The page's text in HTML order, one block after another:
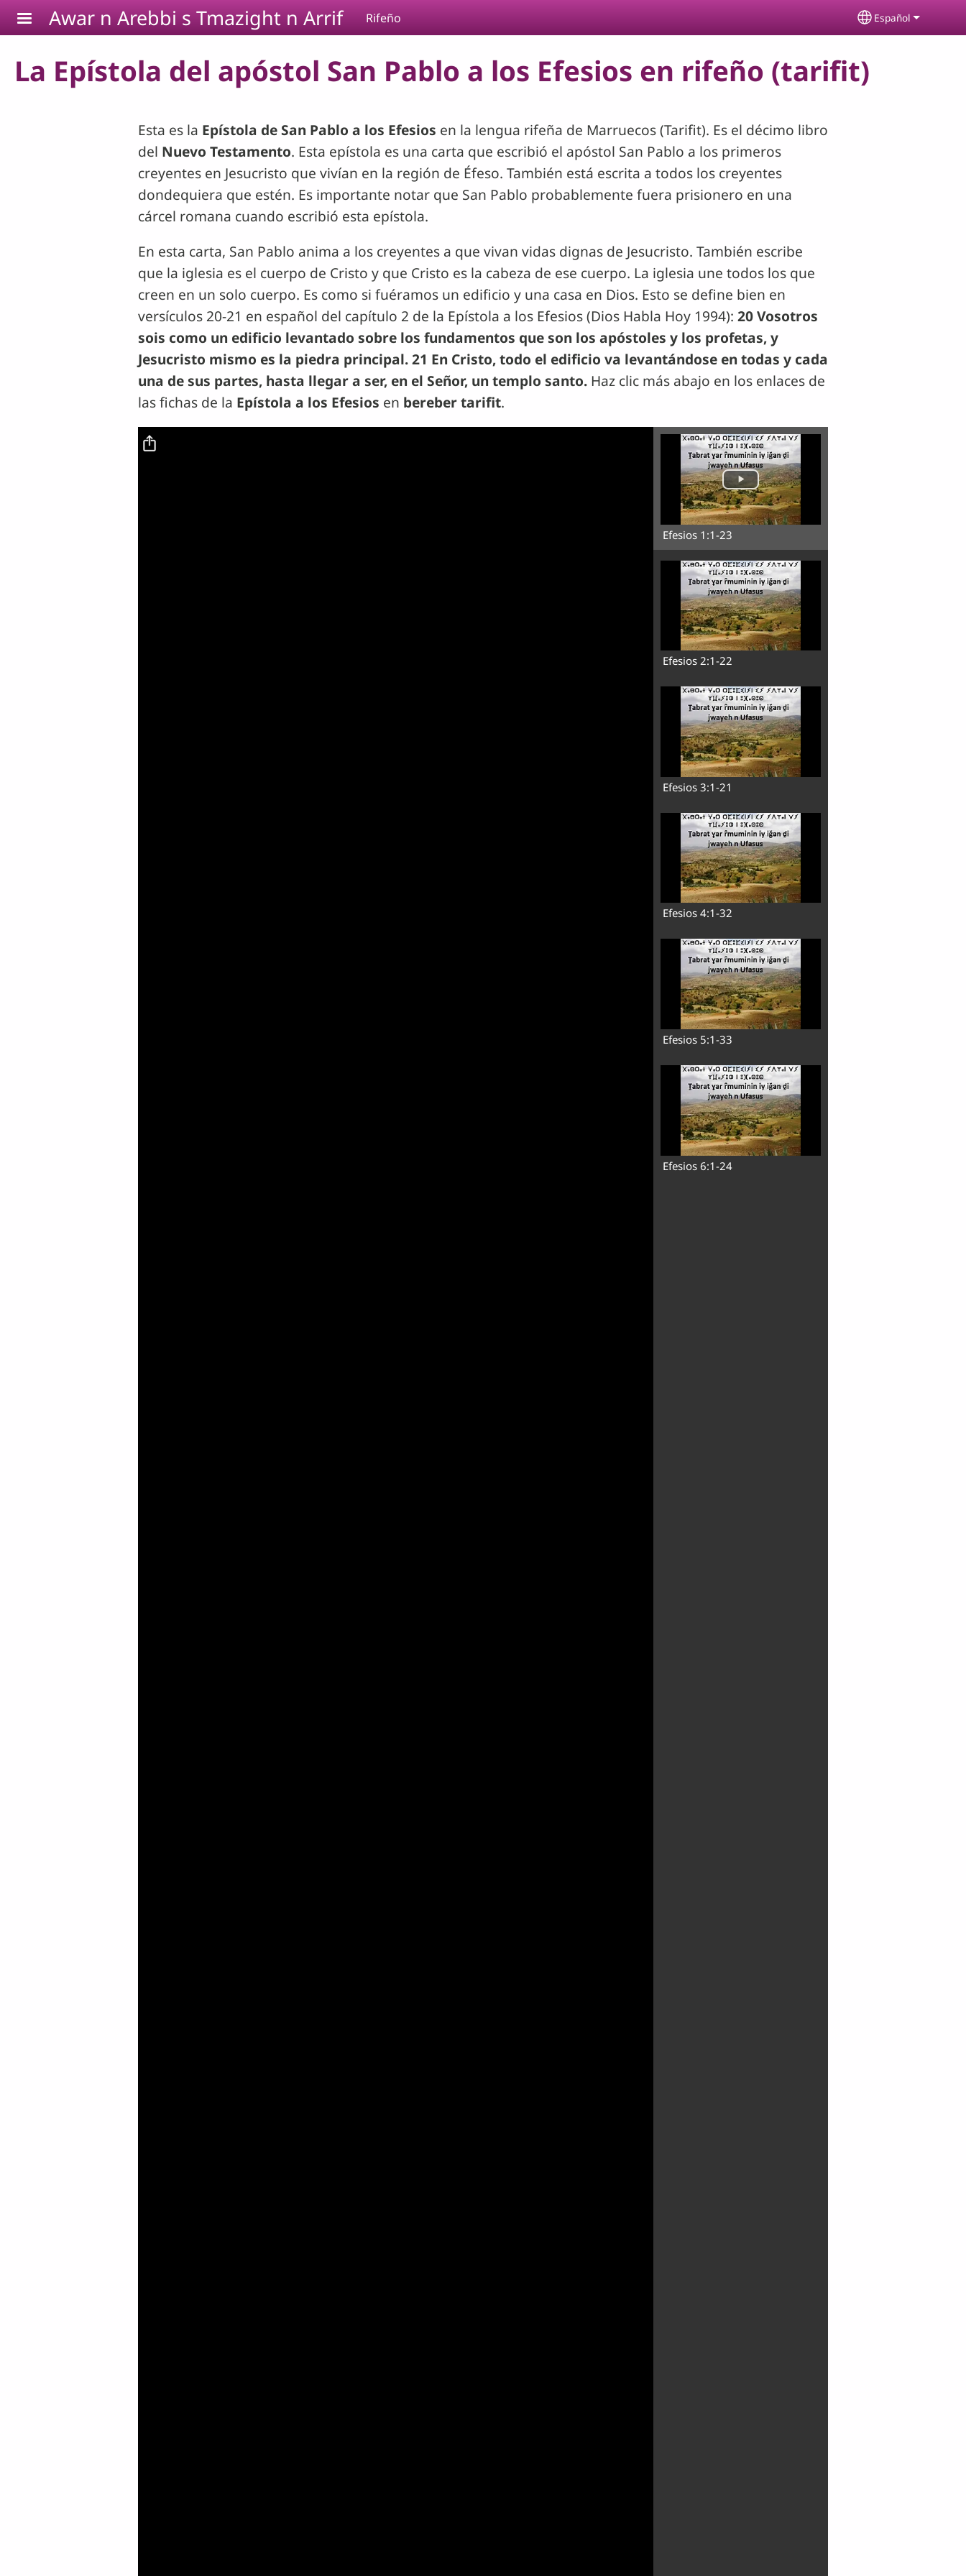
Pasar al contenido principal
Awar n Arebbi s Tmazight n Arrif Rifeño Select your
Español
La Epístola del apóstol San Pablo a los Efesios en rifeño (tarifit)
Esta es la Epístola de San Pablo a los Efesios en la lengua rifeña de Marruecos (Tarifit). Es el décimo libro
del Nuevo Testamento. Esta epístola es una carta que escribió el apóstol San Pablo a los primeros
creyentes en Jesucristo que vivían en la región de Éfeso. También está escrita a todos los creyentes
dondequiera que estén. Es importante notar que San Pablo probablemente fuera prisionero en una
cárcel romana cuando escribió esta epístola.
En esta carta, San Pablo anima a los creyentes a que vivan vidas dignas de Jesucristo. También escribe
que la iglesia es el cuerpo de Cristo y que Cristo es la cabeza de ese cuerpo. La iglesia une todos los que
creen en un solo cuerpo. Es como si fuéramos un edificio y una casa en Dios. Esto se define bien en
versículos 20-21 en español del capítulo 2 de la Epístola a los Efesios (Dios Habla Hoy 1994): 20 Vosotros
sois como un edificio levantado sobre los fundamentos que son los apóstoles y los profetas, y
Jesucristo mismo es la piedra principal. 21 En Cristo, todo el edificio va levantándose en todas y cada
una de sus partes, hasta llegar a ser, en el Señor, un templo santo. Haz clic más abajo en los enlaces de
las fichas de la Epístola a los Efesios en bereber tarifit.
Efesios 1:1-23
Efesios 2:1-22
Efesios 3:1-21
Efesios 4:1-32
Efesios 5:1-33
Efesios 6:1-24